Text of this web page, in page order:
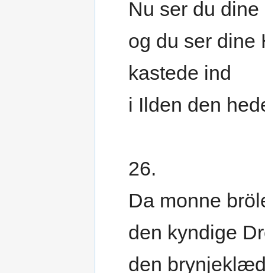
Nu ser du
og du ser
kastede ind
i Ilden den
26.
Da monne
den kyndige
den